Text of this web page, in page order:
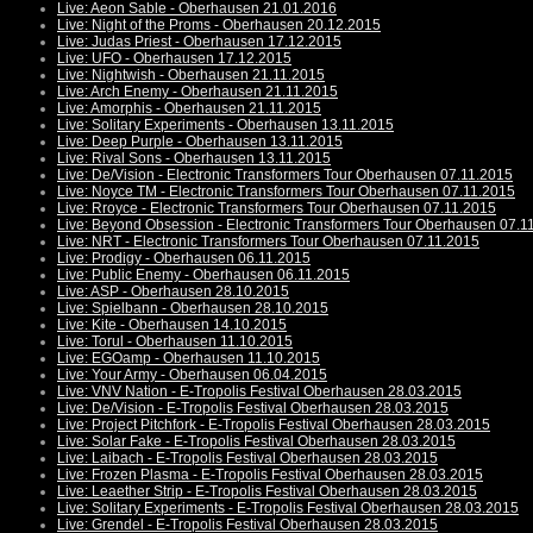
Live: Aeon Sable - Oberhausen 21.01.2016
Live: Night of the Proms - Oberhausen 20.12.2015
Live: Judas Priest - Oberhausen 17.12.2015
Live: UFO - Oberhausen 17.12.2015
Live: Nightwish - Oberhausen 21.11.2015
Live: Arch Enemy - Oberhausen 21.11.2015
Live: Amorphis - Oberhausen 21.11.2015
Live: Solitary Experiments - Oberhausen 13.11.2015
Live: Deep Purple - Oberhausen 13.11.2015
Live: Rival Sons - Oberhausen 13.11.2015
Live: De/Vision - Electronic Transformers Tour Oberhausen 07.11.2015
Live: Noyce TM - Electronic Transformers Tour Oberhausen 07.11.2015
Live: Rroyce - Electronic Transformers Tour Oberhausen 07.11.2015
Live: Beyond Obsession - Electronic Transformers Tour Oberhausen
Live: NRT - Electronic Transformers Tour Oberhausen 07.11.2015
Live: Prodigy - Oberhausen 06.11.2015
Live: Public Enemy - Oberhausen 06.11.2015
Live: ASP - Oberhausen 28.10.2015
Live: Spielbann - Oberhausen 28.10.2015
Live: Kite - Oberhausen 14.10.2015
Live: Torul - Oberhausen 11.10.2015
Live: EGOamp - Oberhausen 11.10.2015
Live: Your Army - Oberhausen 06.04.2015
Live: VNV Nation - E-Tropolis Festival Oberhausen 28.03.2015
Live: De/Vision - E-Tropolis Festival Oberhausen 28.03.2015
Live: Project Pitchfork - E-Tropolis Festival Oberhausen 28.03.2015
Live: Solar Fake - E-Tropolis Festival Oberhausen 28.03.2015
Live: Laibach - E-Tropolis Festival Oberhausen 28.03.2015
Live: Frozen Plasma - E-Tropolis Festival Oberhausen 28.03.2015
Live: Leaether Strip - E-Tropolis Festival Oberhausen 28.03.2015
Live: Solitary Experiments - E-Tropolis Festival Oberhausen 28.03.2015
Live: Grendel - E-Tropolis Festival Oberhausen 28.03.2015